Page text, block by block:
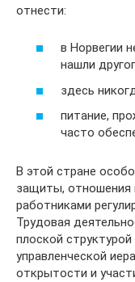
отнести:
в Норвегии
нашли
здесь
питание,
часто
В этой стране
защиты, отношения
работниками
Трудовая
плоской
управленческой
открытости и